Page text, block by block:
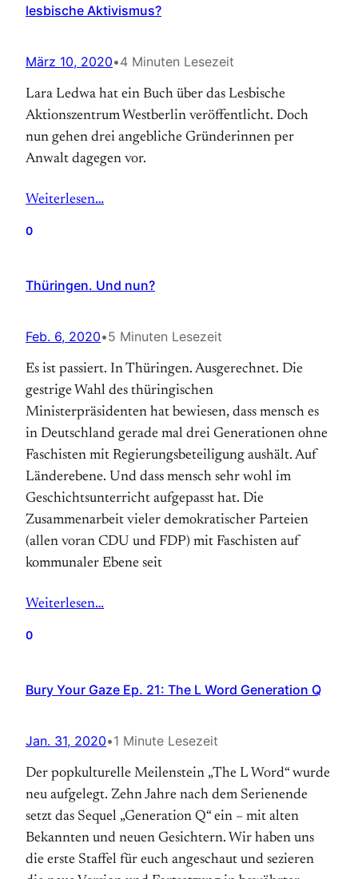
lesbische Aktivismus?
März 10, 2020•4 Minuten Lesezeit
Lara Ledwa hat ein Buch über das Lesbische
Aktionszentrum Westberlin veröffentlicht. Doch
nun gehen drei angebliche Gründerinnen per
Anwalt dagegen vor.
Weiterlesen…
0
Thüringen. Und nun?
Feb. 6, 2020•5 Minuten Lesezeit
Es ist passiert. In Thüringen. Ausgerechnet. Die
gestrige Wahl des thüringischen
Ministerpräsidenten hat bewiesen, dass mensch es
in Deutschland gerade mal drei Generationen ohne
Faschisten mit Regierungsbeteiligung aushält. Auf
Länderebene. Und dass mensch sehr wohl im
Geschichtsunterricht aufgepasst hat. Die
Zusammenarbeit vieler demokratischer Parteien
(allen voran CDU und FDP) mit Faschisten auf
kommunaler Ebene seit
Weiterlesen…
0
Bury Your Gaze Ep. 21: The L Word Generation Q
Jan. 31, 2020•1 Minute Lesezeit
Der popkulturelle Meilenstein „The L Word“ wurde
neu aufgelegt. Zehn Jahre nach dem Serienende
setzt das Sequel „Generation Q“ ein – mit alten
Bekannten und neuen Gesichtern. Wir haben uns
die erste Staffel für euch angeschaut und sezieren